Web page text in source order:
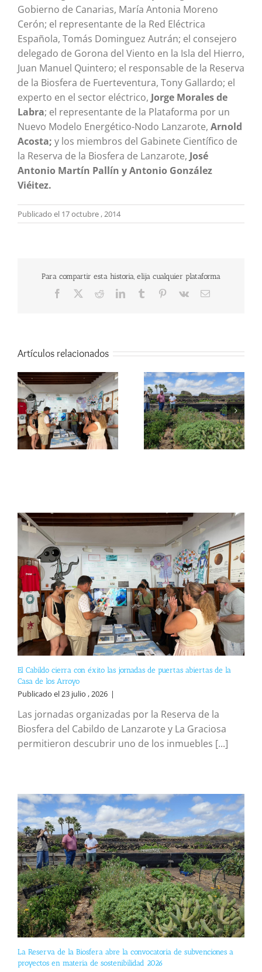
Gobierno de Canarias, María Antonia Moreno
Cerón; el representante de la Red Eléctrica
Española, Tomás Dominguez Autrán; el consejero
delegado de Gorona del Viento en la Isla del Hierro,
Juan Manuel Quintero; el responsable de la Reserva
de la Biosfera de Fuerteventura, Tony Gallardo; el
experto en el sector eléctrico, Jorge Morales de
Labra; el representante de la Plataforma por un
Nuevo Modelo Energético-Nodo Lanzarote, Arnold
Acosta; y los miembros del Gabinete Científico de
la Reserva de la Biosfera de Lanzarote, José
Antonio Martín Pallín y Antonio González
Viéitez.
Publicado el 17 octubre , 2014
Para compartir esta historia, elija cualquier plataforma
Facebook RedditLinkedInTumblr Pinterest
Vk
Correo
Artículos relacionados
El Cabildo cierra con éxito las jornadas de puertas abiertas de la
Casa de los Arroyo
Publicado el 23 julio , 2026 |
Las jornadas organizadas por la Reserva de la
Biosfera del Cabildo de Lanzarote y La Graciosa
permitieron descubrir uno de los inmuebles [...]
La Reserva de la Biosfera abre la convocatoria de subvenciones a
proyectos en materia de sostenibilidad 2026